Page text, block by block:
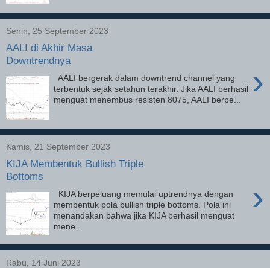
Senin, 25 September 2023
AALI di Akhir Masa
Downtrendnya
›
AALI bergerak dalam downtrend channel yang
terbentuk sejak setahun terakhir. Jika AALI berhasil
menguat menembus resisten 8075, AALI berpe...
Kamis, 21 September 2023
KIJA Membentuk Bullish Triple
Bottoms
›
KIJA berpeluang memulai uptrendnya dengan
membentuk pola bullish triple bottoms. Pola ini
menandakan bahwa jika KIJA berhasil menguat
mene...
Rabu, 14 Juni 2023